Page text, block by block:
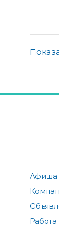
Афиша
Работа